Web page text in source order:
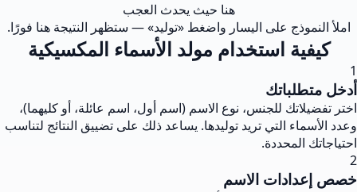
هنا حيث يحدث العجب
املأ النموذج على اليسار واضغط «توليد» — ستظهر النتيجة هنا فورًا.
كيفية استخدام مولد الأسماء المكسيكية
1
أدخل متطلباتك
اختر تفضيلاتك للجنس، نوع الاسم (اسم أول، اسم عائلة، أو كليهما)،
وعدد الأسماء التي تريد توليدها. يساعد ذلك على تضييق النتائج لتناسب
احتياجاتك المحددة.
2
خصص إعدادات الاسم